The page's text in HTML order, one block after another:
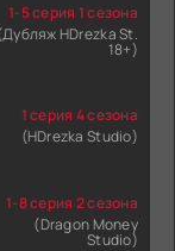
1-5 серия 1 сезона
HDrezka St.
18+)
1 серия 4 сезона
(HDrezka Studio)
1-8 серия 2 сезона
(Dragon Money
Studio)